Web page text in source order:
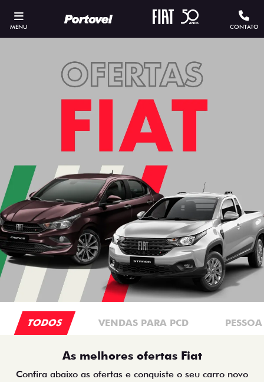
MENU CONTATO
TODOS VENDAS PARA PCD
As melhores ofertas Fiat
Confira abaixo as ofertas e conquiste o seu carro novo